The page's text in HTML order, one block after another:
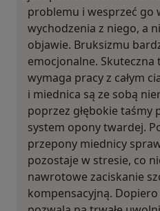
problemu i wesprzeć go
wychodzenia z niego, a
objawie. Bruksizmu
emocjonalne.
wymaga pracy z całym
i miednica są ze sobą
poprzez głębokie taśmy
system opony twardej.
przepony miednicy
pozostaje w stresie, co
nawrotowe zaciskanie
kompensacyjną.